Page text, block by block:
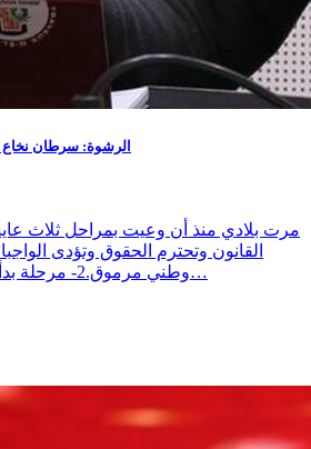
الرشوة: سرطان نخاع
القانون وتحترم الحقوق وتؤدى
وطني مرموق.2- مرحلة بدأت تطغى فيها المحسوبية…